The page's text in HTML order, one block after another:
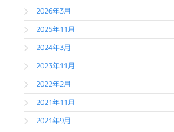
2026年3月
2025年11月
2024年3月
2023年11月
2022年2月
2021年11月
2021年9月